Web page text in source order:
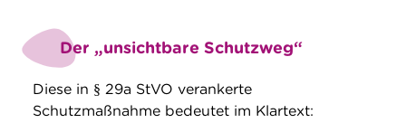
Der „unsichtbare Schutzweg“
Diese in § 29a StVO verankerte
Schutzmaßnahme bedeutet im Klartext: